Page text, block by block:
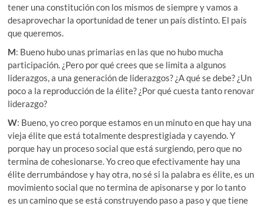
tener una constitución con los mismos de siempre y vamos a
desaprovechar la oportunidad de tener un país distinto. El país
que queremos.
M: Bueno hubo unas primarias en las que no hubo mucha
participación. ¿Pero por qué crees que se limita a algunos
liderazgos, a una generación de liderazgos? ¿A qué se debe? ¿Un
poco a la reproducción de la élite? ¿Por qué cuesta tanto renovar
liderazgo?
W: Bueno, yo creo porque estamos en un minuto en que hay una
vieja élite que está totalmente desprestigiada y cayendo. Y
porque hay un proceso social que está surgiendo, pero que no
termina de cohesionarse. Yo creo que efectivamente hay una
élite derrumbándose y hay otra, no sé si la palabra es élite, es un
movimiento social que no termina de apisonarse y por lo tanto
es un camino que se está construyendo paso a paso y que tiene